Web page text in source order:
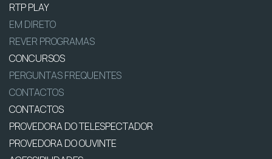
RTP PLAY
EM DIRETO
REVER PROGRAMAS
CONCURSOS
PERGUNTAS FREQUENTES
CONTACTOS
CONTACTOS
PROVEDORA DO TELESPECTADOR
PROVEDORA DO OUVINTE